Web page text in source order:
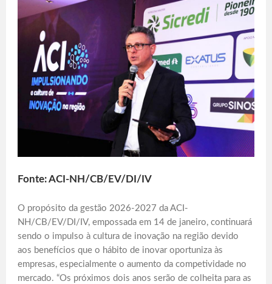
Fonte: ACI-NH/CB/EV/DI/IV
O propósito da gestão 2026-2027 da ACI-
NH/CB/EV/DI/IV, empossada em 14 de janeiro, continuará
sendo o impulso à cultura de inovação na região devido
aos benefícios que o hábito de inovar oportuniza às
empresas, especialmente o aumento da competividade no
mercado. “Os próximos dois anos serão de colheita para as